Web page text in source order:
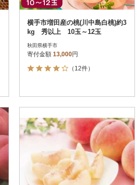
横手市増田産の桃(川中島白桃)約3
kg 秀以上 10玉～12玉
秋田県横手市
寄付金額 13,000円
（12件）